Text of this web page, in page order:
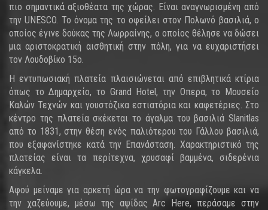
πιο σημαντικά αξιοθέατα της χώρας. Είναι αναγνωρισμένη από
την UNESCO. Το όνομα της το οφείλει στον Πολωνό βασιλιά, ο
οποίος έγινε δούκας της Λωρραίνης, ο οποίος θέλησε να δώσει
μια αριστοκρατική αισθητική στην πόλη, για να ευχαριστήσει
τον Λουδοβίκο 15ο.
Η εντυπωσιακή πλατεία πλαισιώνεται από επιβλητικά κτίρια
όπως το Δημαρχείο, το Grand Hotel, την Οπερα, το Μουσείο
Καλών Τεχνών και γουστόζικα εστιατόρια και καφετέριες. Στο
κέντρο της πλατεία σκέκεται το άγαλμα του βασιλιά Slanitlas
από το 1831, στην θέση ενός παλιότερου του Γάλλου βασιλιά,
που εξαφανίστηκε κατά την Επανάσταση. Χαρακτηριστικό της
πλατείας είναι τα περίτεχνα, χρυσαφί βαμμένα, σιδερένια
κάγκελα.
Αφού μείναμε για αρκετή ώρα να την φωτογραφίζουμε και να
την χαζεύουμε, μέσω της αψίδας Arc Here, περάσαμε στην